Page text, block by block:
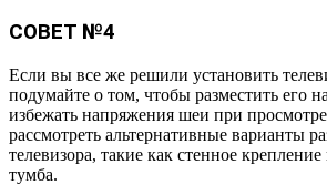
СОВЕТ №4
Если вы все же решили установить
подумайте о том, чтобы разместить его
избежать напряжения шеи при
рассмотреть альтернативные варианты
телевизора, такие как стенное
тумба.